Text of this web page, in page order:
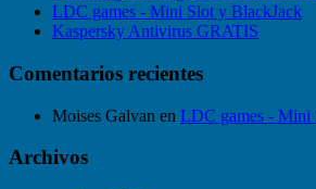
LDC games - Mini Slot y BlackJack
Kaspersky Antivirus GRATIS
Comentarios recientes
Moises Galvan en LDC games - Mini
Archivos